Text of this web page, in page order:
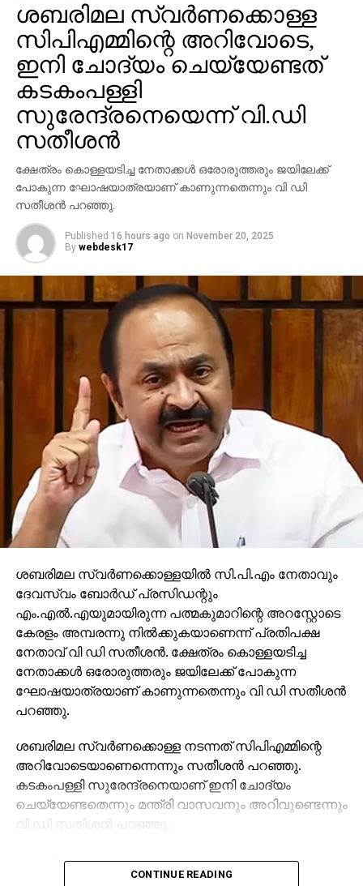
ശബരിമല സ്വര്‍ണക്കൊള്ള
സിപിഎമ്മിന്റെ അറിവോടെ,
ഇനി ചോദ്യം ചെയ്യേണ്ടത്
കടകംപള്ളി
സുരേന്ദ്രനെയെന്ന് വി.ഡി
സതീശന്‍
ക്ഷേത്രം കൊള്ളയടിച്ച നേതാക്കള്‍ ഒരോരുത്തരും ജയിലേക്ക്
പോകുന്ന ഘോഷയാത്രയാണ് കാണുന്നതെന്നും വി ഡി
സതീശന്‍ പറഞ്ഞു.
Published 16 hours ago on November 20, 2025
By webdesk17
ശബരിമല സ്വര്‍ണക്കൊള്ളയില്‍ സി.പി.എം നേതാവും
ദേവസ്വം ബോര്‍ഡ് പ്രസിഡന്റും
എം.എല്‍.എയുമായിരുന്ന പത്മകുമാറിന്റെ അറസ്റ്റോടെ
കേരളം അമ്പരന്നു നില്‍ക്കുകയാണെന്ന് പ്രതിപക്ഷ
നേതാവ് വി ഡി സതീശന്‍. ക്ഷേത്രം കൊള്ളയടിച്ച
നേതാക്കള്‍ ഒരോരുത്തരും ജയിലേക്ക് പോകുന്ന
ഘോഷയാത്രയാണ് കാണുന്നതെന്നും വി ഡി സതീശന്‍
പറഞ്ഞു.
ശബരിമല സ്വര്‍ണക്കൊള്ള നടന്നത് സിപിഎമ്മിന്റെ
അറിവോടെയാണെന്നെന്നും സതീശന്‍ പറഞ്ഞു.
കടകംപള്ളി സുരേന്ദ്രനെയാണ് ഇനി ചോദ്യം
ചെയ്യേണ്ടതെന്നും മന്ത്രി വാസവനും അറിവുണ്ടെന്നും
വി.ഡി സതീശന്‍ പറഞ്ഞു.
ശബരിമല സ്വര്‍ണക്കൊള്ളയില്‍ മുഖ്യമന്ത്രി
പിണറായി വിജയന്‍ എന്തുകൊണ്ട് മൗനം പാലിക്കുന്നു.
CONTINUE READING